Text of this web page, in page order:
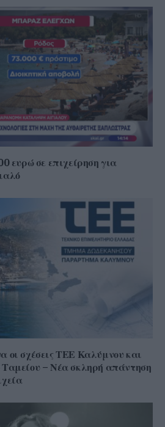
ευρώ σε επιχείρηση για
οι σχέσεις ΤΕΕ Καλύμνου και
Ταμείου – Νέα σκληρή απάντηση